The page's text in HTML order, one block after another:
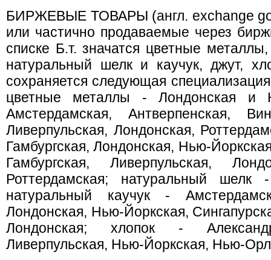
БИРЖЕВЫЕ ТОВАРЫ (англ. exchange
или частично продаваемые через
списке Б.т. значатся цветные
натуральный шелк и каучук, джут,
сохраняется следующая
цветные металлы - Лондонская и
Амстердамская, Антверпенская,
Ливерпульская, Лондонская,
Гамбургская, Лондонская, Нью-
Гамбургская, Ливерпульская,
Роттердамская; натуральный
натуральный каучук -
Лондонская, Нью-Йоркская,
Лондонская; хлопок -
Ливерпульская, Нью-Йоркская, Нью-